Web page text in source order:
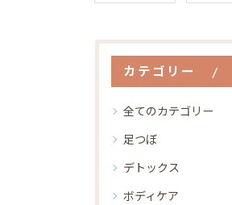
カテゴリー
全てのカテゴリー
足つぼ
デトックス
ボディケア